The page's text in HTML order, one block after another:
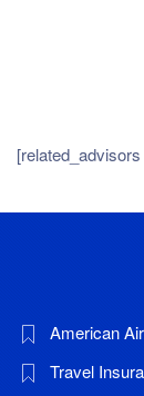
American
Travel